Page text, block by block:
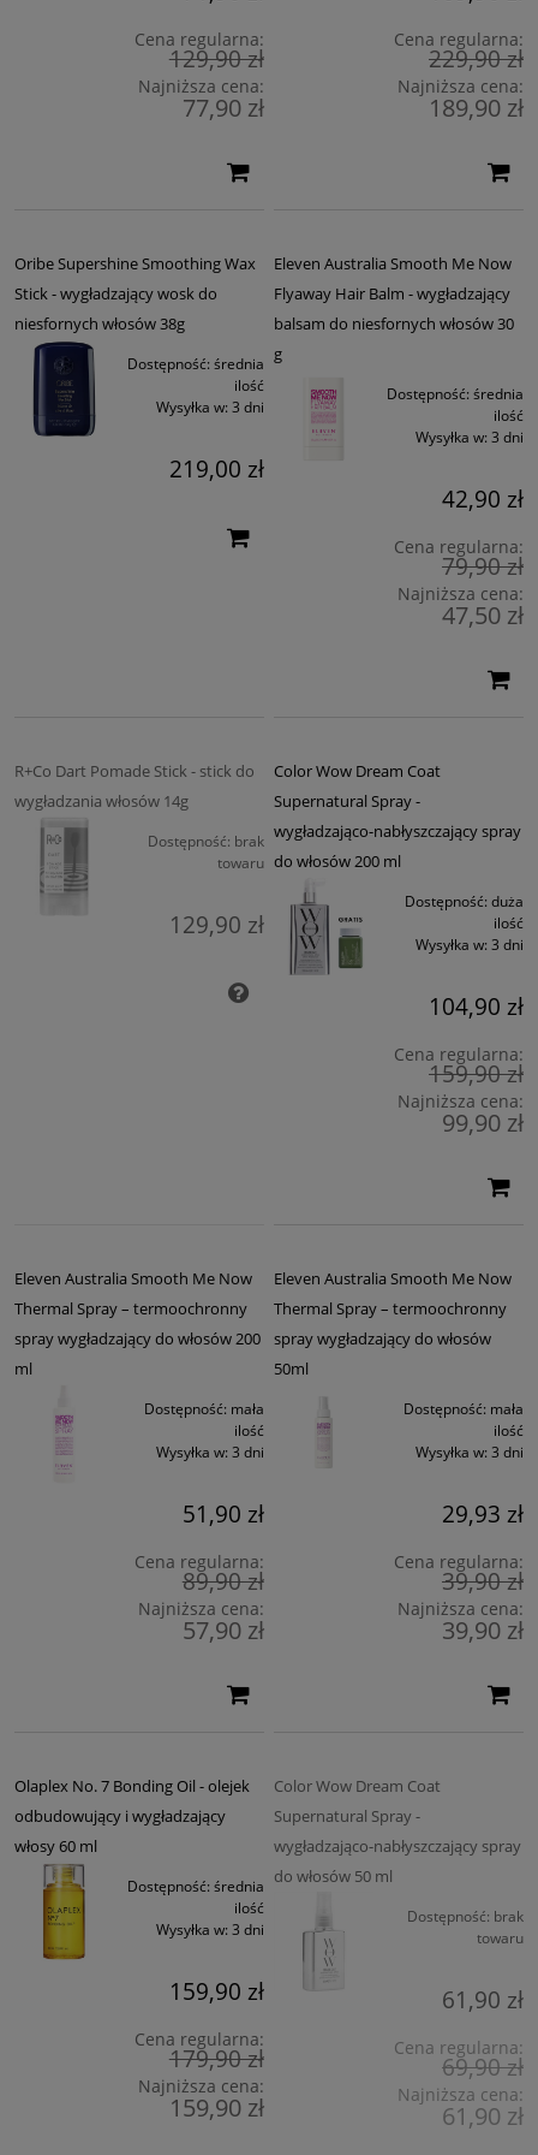
wykończenie. W połączeniu z odpowiednimi
akcesoriami do stylizacji(),
Wybierz sprawdzone produkty do wygładzania włosów, dopasowane do
Twoich potrzeb i rodzaju pasm. Postaw na skuteczność, komfort stosowania
Cena regularna:
129,90 zł
Najniższa cena:
77,90 zł
Cena regularna:
229,90 zł
Najniższa cena:
189,90 zł
Oribe Supershine Smoothing Wax
Stick - wygładzający wosk do
niesfornych włosów 38g
Dostępność: średnia
ilość
Wysyłka w: 3 dni
219,00 zł
Eleven Australia Smooth Me Now
Flyaway Hair Balm - wygładzający
balsam do niesfornych włosów 30
g
Dostępność: średnia
ilość
Wysyłka w: 3 dni
42,90 zł
Cena regularna:
79,90 zł
Najniższa cena:
47,50 zł
R+Co Dart Pomade Stick - stick do
wygładzania włosów 14g
Dostępność: brak
towaru
129,90 zł
Color Wow Dream Coat
Supernatural Spray -
wygładzająco-nabłyszczający spray
do włosów 200 ml
Dostępność: duża
ilość
Wysyłka w: 3 dni
104,90 zł
Cena regularna:
159,90 zł
Najniższa cena:
99,90 zł
Eleven Australia Smooth Me Now
Thermal Spray – termoochronny
spray wygładzający do włosów 200
ml
Dostępność: mała
ilość
Wysyłka w: 3 dni
51,90 zł
Cena regularna:
89,90 zł
Najniższa cena:
57,90 zł
Eleven Australia Smooth Me Now
Thermal Spray – termoochronny
spray wygładzający do włosów
50ml
Dostępność: mała
ilość
Wysyłka w: 3 dni
29,93 zł
Cena regularna:
39,90 zł
Najniższa cena:
39,90 zł
Olaplex No. 7 Bonding Oil - olejek
odbudowujący i wygładzający
włosy 60 ml
Dostępność: średnia
ilość
Wysyłka w: 3 dni
159,90 zł
Cena regularna:
179,90 zł
Najniższa cena:
159,90 zł
Color Wow Dream Coat
Supernatural Spray -
wygładzająco-nabłyszczający spray
do włosów 50 ml
Dostępność: brak
towaru
61,90 zł
Cena regularna:
69,90 zł
Najniższa cena:
61,90 zł